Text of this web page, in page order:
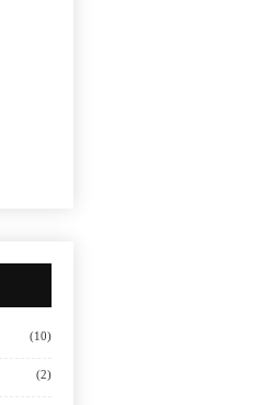
(10)
(2)